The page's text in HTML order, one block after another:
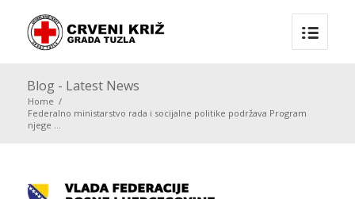
Blog - Latest News
Home /
Federalno ministarstvo rada i socijalne politike podržava Program
njege ...